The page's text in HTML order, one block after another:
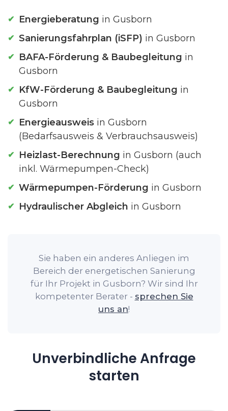
Energieberatung in Gusborn
Sanierungsfahrplan (iSFP) in Gusborn
BAFA-Förderung & Baubegleitung in
Gusborn
KfW-Förderung & Baubegleitung in
Gusborn
Energieausweis in Gusborn
(Bedarfsausweis & Verbrauchsausweis)
Heizlast-Berechnung in Gusborn (auch
inkl. Wärmepumpen-Check)
Wärmepumpen-Förderung in Gusborn
Hydraulischer Abgleich in Gusborn
Sie haben ein anderes Anliegen im
Bereich der energetischen Sanierung
für Ihr Projekt in Gusborn? Wir sind Ihr
kompetenter Berater - sprechen Sie
uns an!
Unverbindliche Anfrage
starten